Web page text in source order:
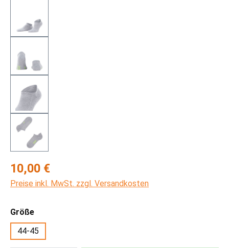
Regulärer Preis:
10,00 €
Preise inkl. MwSt. zzgl. Versandkosten
Größeauswählen
44-45